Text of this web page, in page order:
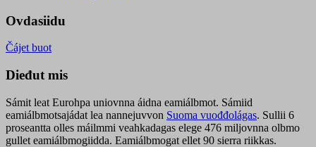
Ovdasiidu
Čájet buot
Dieđut mis
Sámit leat Eurohpa uniovnna áidna eamiálbmot. Sámiid
eamiálbmotsajádat lea nannejuvvon Suoma vuođđolágas. Sullii 6
proseantta olles máilmmi veahkadagas elege 476 miljovnna olbmo
gullet eamiálbmogiidda. Eamiálbmogat ellet 90 sierra riikkas.